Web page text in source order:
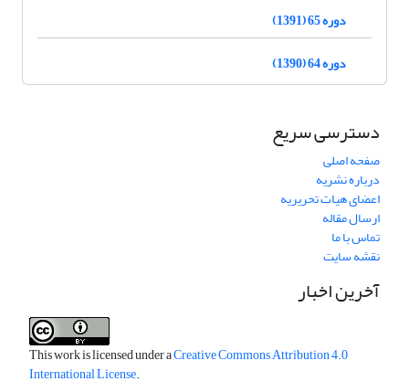
دوره 65 (1391)
دوره 64 (1390)
دسترسی سریع
صفحه اصلی
درباره نشریه
اعضای هیات تحریریه
ارسال مقاله
تماس با ما
نقشه سایت
آخرین اخبار
This work is licensed under aCreative Commons Attribution 4.0
International License.